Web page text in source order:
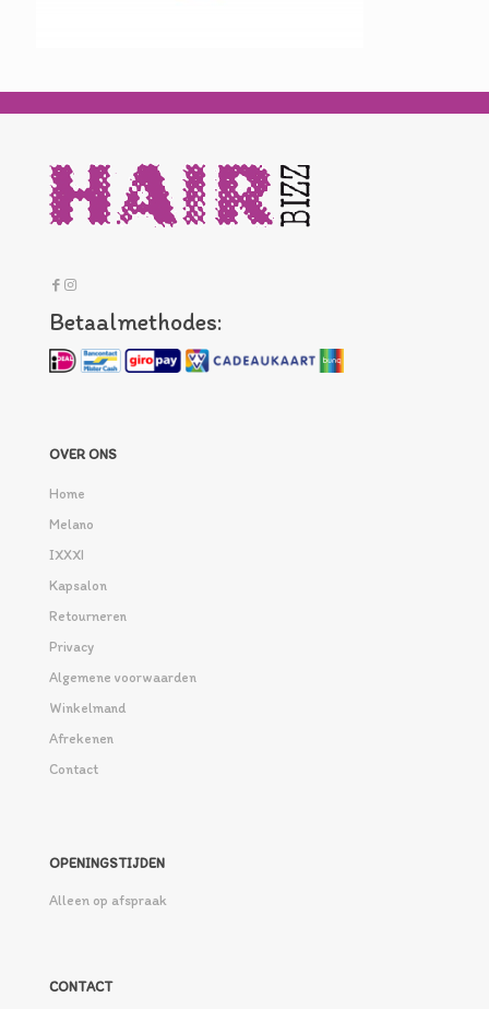
Betaalmethodes:
OVER ONS
Home
Melano
IXXXI
Kapsalon
Retourneren
Privacy
Algemene voorwaarden
Winkelmand
Afrekenen
Contact
OPENINGSTIJDEN
Alleen op afspraak
CONTACT